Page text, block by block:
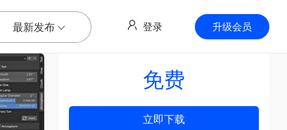
最新发布 登录 升级会员
免费
立即下载